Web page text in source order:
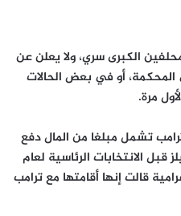
الكبرى سري، ولا يعلن عن
أو في بعض الحالات
مرة.
تشمل مبلغا من المال دفع
قبل الانتخابات الرئاسية لعام
قالت إنها أقامتها مع ترامب